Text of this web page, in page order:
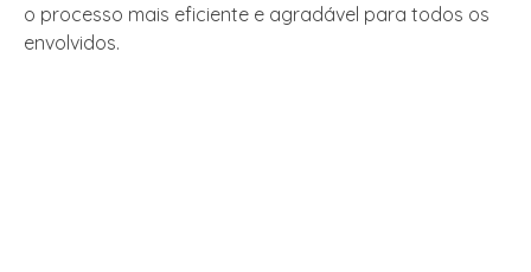
o processo mais eficiente e agradável para todos os
envolvidos.